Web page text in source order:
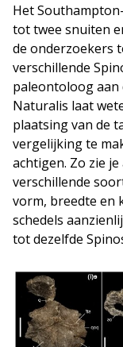
Het
tot twee snuiten
de onderzoekers
verschillende
paleontoloog aan
Naturalis laat
plaatsing van de
vergelijking te
achtigen. Zo zie
verschillende
vorm, breedte en
schedels
tot dezelfde